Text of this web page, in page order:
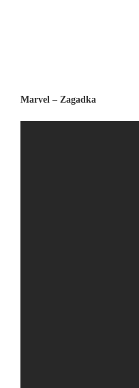
Marvel – Zagadka